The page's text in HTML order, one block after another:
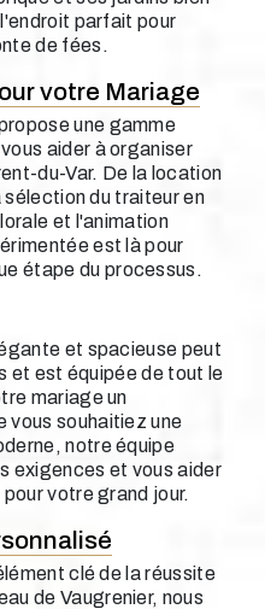
parfait pour
de fées.
votre Mariage
une gamme
aider à organiser
du-Var. De la location
sélection du traiteur en
et l'animation
est là pour
étape du processus.
et spacieuse peut
et est équipée de tout le
mariage un
vous souhaitiez une
notre équipe
exigences et vous aider
votre grand jour.
clé de la réussite
de Vaugrenier, nous